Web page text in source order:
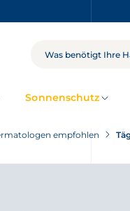
SUCHE
Sonnenschutz
empfohlen